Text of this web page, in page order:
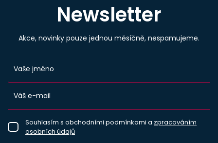
Newsletter
Akce, novinky pouze jednou měsíčně, nespamujeme.
Souhlasím s obchodními podmínkami a zpracováním
osobních údajů